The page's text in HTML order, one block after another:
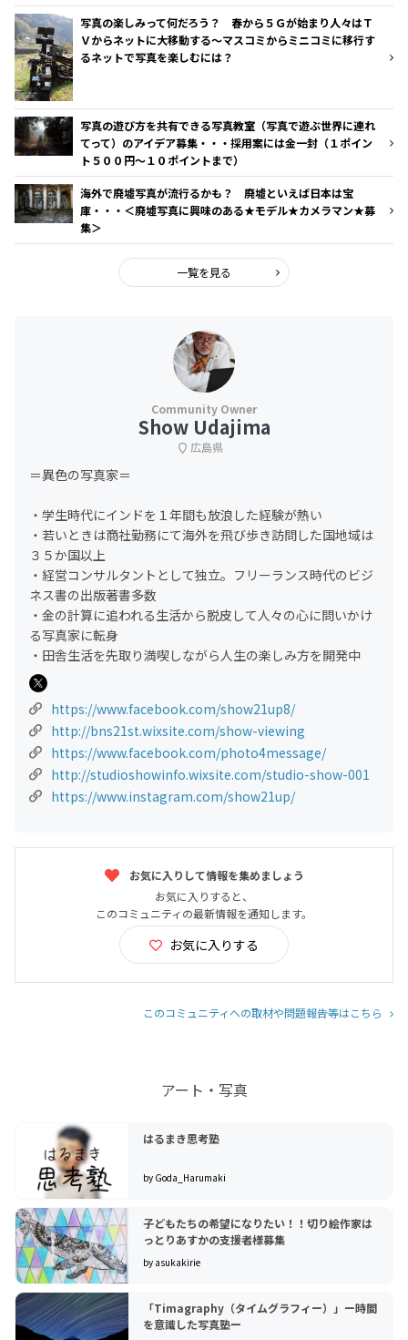
写真の楽しみって何だろう？ 春から５Ｇが始まり人々はＴ
Ｖからネットに大移動する～マスコミからミニコミに移行す
るネットで写真を楽しむには？
写真の遊び方を共有できる写真教室（写真で遊ぶ世界に連れ
てって）のアイデア募集・・・採用案には金一封（１ポイン
ト５００円～１０ポイントまで）
海外で廃墟写真が流行るかも？ 廃墟といえば日本は宝
庫・・・＜廃墟写真に興味のある★モデル★カメラマン★募
集＞
一覧を見る
Show Udajima
広島県
＝異色の写真家＝
・学生時代にインドを１年間も放浪した経験が熱い
・若いときは商社勤務にて海外を飛び歩き訪問した国地域は
３５か国以上
・経営コンサルタントとして独立。フリーランス時代のビジ
ネス書の出版著書多数
・金の計算に追われる生活から脱皮して人々の心に問いかけ
る写真家に転身
・田舎生活を先取り満喫しながら人生の楽しみ方を開発中
https://www.facebook.com/show21up8/
http://bns21st.wixsite.com/show-viewing
https://www.facebook.com/photo4message/
http://studioshowinfo.wixsite.com/studio-show-001
https://www.instagram.com/show21up/
お気に入りして情報を集めましょう
お気に入りすると、
このコミュニティの最新情報を通知します。
お気に入りする
このコミュニティへの取材や問題報告等はこちら
アート・写真
はるまき思考塾
by Goda_Harumaki
子どもたちの希望になりたい！！切り絵作家は
っとりあすかの支援者様募集
by asukakirie
「Timagraphy（タイムグラフィー）」ー時間
を意識した写真塾ー